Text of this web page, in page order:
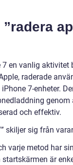
en vanlig aktivitet
raderade
7-enheter.
genom
och effektiv.
skiljer sig från
varje metod har
är